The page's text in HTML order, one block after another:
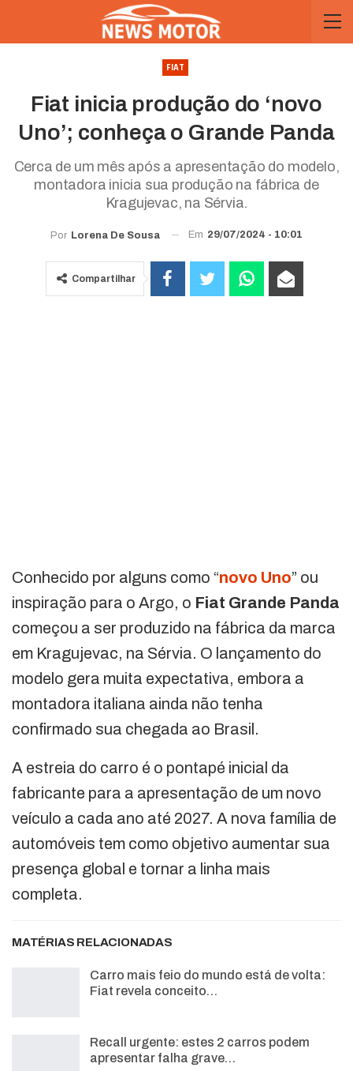
FIAT
Fiat inicia produção do ‘novo
Uno’; conheça o Grande Panda
Cerca de um mês após a apresentação do modelo,
montadora inicia sua produção na fábrica de
Kragujevac, na Sérvia.
Por Lorena De Sousa Em 29/07/2024 - 10:01
Compartilhar
Conhecido por alguns como “novo Uno” ou
inspiração para o Argo, o Fiat Grande Panda
começou a ser produzido na fábrica da marca
em Kragujevac, na Sérvia. O lançamento do
modelo gera muita expectativa, embora a
montadora italiana ainda não tenha
confirmado sua chegada ao Brasil.
A estreia do carro é o pontapé inicial da
fabricante para a apresentação de um novo
veículo a cada ano até 2027. A nova família de
automóveis tem como objetivo aumentar sua
presença global e tornar a linha mais
completa.
MATÉRIAS RELACIONADAS
Carro mais feio do mundo está de volta:
Fiat revela conceito…
Recall urgente: estes 2 carros podem
apresentar falha grave…